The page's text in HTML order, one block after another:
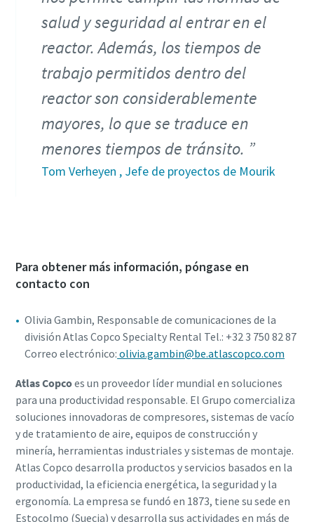
salud y seguridad al entrar en el
reactor. Además, los tiempos de
trabajo permitidos dentro del
reactor son considerablemente
mayores, lo que se traduce en
menores tiempos de tránsito.
Tom Verheyen , Jefe de proyectos de Mourik
Para obtener más información, póngase en
contacto con
Olivia Gambin, Responsable de comunicaciones de la
división Atlas Copco Specialty Rental Tel.: +32 3 750 82 87
Correo electrónico: olivia.gambin@be.atlascopco.com
Atlas Copcoes un proveedor líder mundial en soluciones
para una productividad responsable. El Grupo comercializa
soluciones innovadoras de compresores, sistemas de vacío
y de tratamiento de aire, equipos de construcción y
minería, herramientas industriales y sistemas de montaje.
Atlas Copco desarrolla productos y servicios basados en la
productividad, la eficiencia energética, la seguridad y la
ergonomía. La empresa se fundó en 1873, tiene su sede en
Estocolmo (Suecia) y desarrolla sus actividades en más de